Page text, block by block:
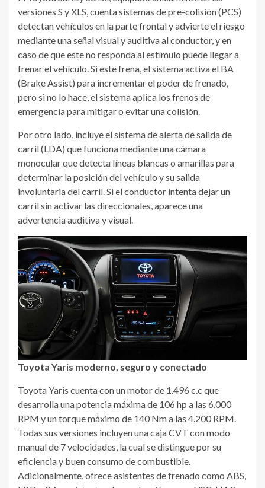
versiones S y XLS, cuenta sistemas de pre-colisión (PCS)
detectan vehículos en la parte frontal y advierte el riesgo
mediante una señal visual y auditiva al conductor, y en
caso de que este no responda al estímulo puede llegar a
frenar el vehículo. Si este frena, el sistema activa el BA
(Brake Assist) para incrementar el poder de frenado,
pero si no lo hace, el sistema aplica los frenos de
emergencia para mitigar o evitar una colisión.
Por otro lado, incluye el sistema de alerta de salida de
carril (LDA) que funciona mediante una cámara
monocular que detecta líneas blancas o amarillas para
determinar la posición del vehículo y su salida
involuntaria del carril. Si el conductor intenta dejar un
carril sin activar las direccionales, aparece una
advertencia auditiva y visual.
Toyota Yaris moderno, seguro y conectado
Toyota Yaris cuenta con un motor de 1.496 c.c que
desarrolla una potencia máxima de 106 hp a las 6.000
RPM y un torque máximo de 140 Nm a las 4.200 RPM.
Todas sus versiones incluyen una caja CVT con modo
manual de 7 velocidades, la cual se distingue por su
eficiencia y buen consumo de combustible.
Adicionalmente, ofrece asistentes de frenado como ABS,